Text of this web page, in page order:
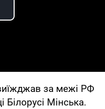
Video
за межі РФ
Білорусі Мінська.